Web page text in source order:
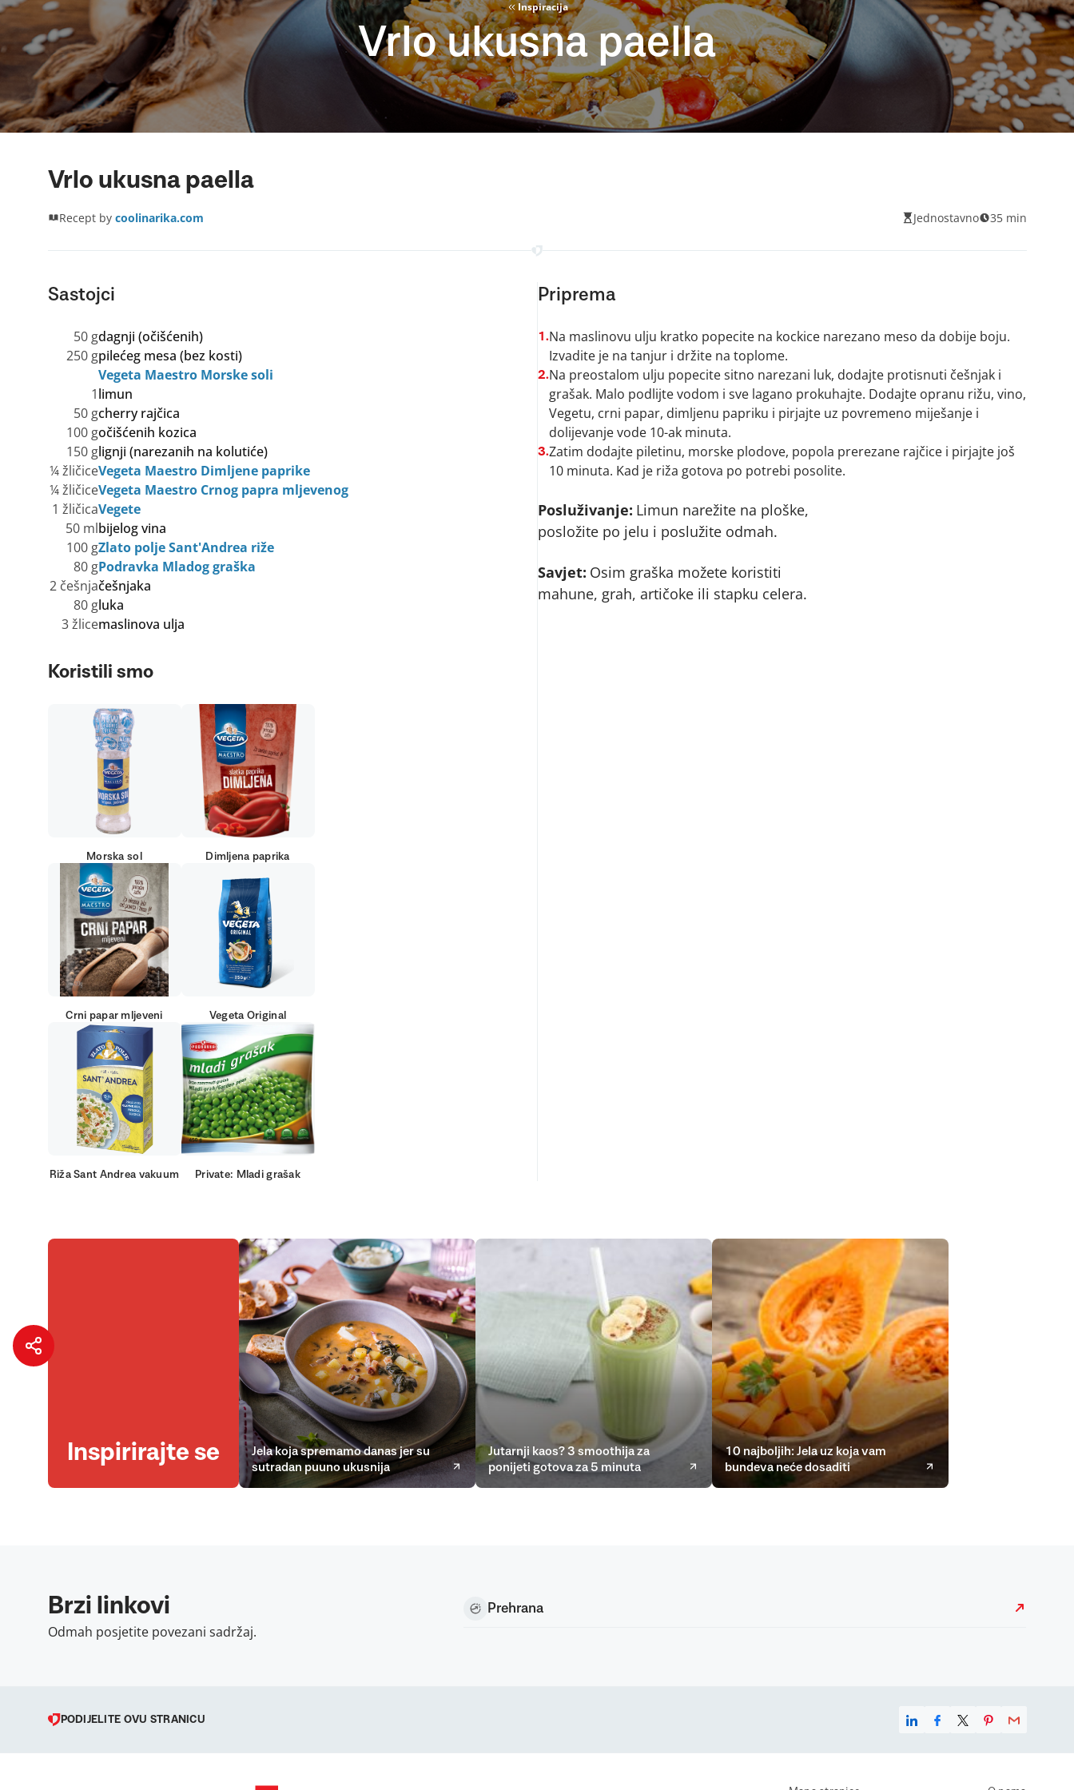
Inspiracija
Vrlo ukusna paella
Vrlo ukusna paella
Recept by coolinarika.com Jednostavno 35 min
Sastojci
50 gdagnji (očišćenih)
250 gpilećeg mesa (bez kosti)
Vegeta Maestro Morske soli
1limun
50 gcherry rajčica
100 gočišćenih kozica
150 glignji (narezanih na kolutiće)
¼ žličiceVegeta Maestro Dimljene paprike
¼ žličiceVegeta Maestro Crnog papra mljevenog
1 žličicaVegete
50 mlbijelog vina
100 gZlato polje Sant'Andrea riže
80 gPodravka Mladog graška
2 češnjačešnjaka
80 gluka
3 žlicemaslinova ulja
Koristili smo
Morska sol Dimljena paprika
Crni papar mljeveni Vegeta Original
Riža Sant Andrea vakuum Private: Mladi grašak
Priprema
1.Na maslinovu ulju kratko popecite na kockice narezano meso da dobije boju.
Izvadite je na tanjur i držite na toplome.
2.Na preostalom ulju popecite sitno narezani luk, dodajte protisnuti češnjak i
grašak. Malo podlijte vodom i sve lagano prokuhajte. Dodajte opranu rižu, vino,
Vegetu, crni papar, dimljenu papriku i pirjajte uz povremeno miješanje i
dolijevanje vode 10-ak minuta.
3.Zatim dodajte piletinu, morske plodove, popola prerezane rajčice i pirjajte još
10 minuta. Kad je riža gotova po potrebi posolite.
Posluživanje: Limun narežite na ploške,
posložite po jelu i poslužite odmah.
Savjet: Osim graška možete koristiti
mahune, grah, artičoke ili stapku celera.
Inspirirajte se
Jela koja spremamo danas jer su
sutradan puuno ukusnija
Jutarnji kaos? 3 smoothija za
ponijeti gotova za 5 minuta
10 najboljih: Jela uz koja vam
bundeva neće dosaditi
Brzi linkovi
Odmah posjetite povezani sadržaj.
Prehrana
PODIJELITE OVU STRANICU